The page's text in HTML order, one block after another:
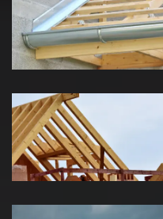
Chéneau 39
Jura
Traitement de
charpente 39
Jura